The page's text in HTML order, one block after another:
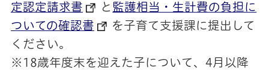
定認定請求書
と 監護相当・生計費の負担に
ついての確認書
を子育て支援課に提出して
ください。
※18歳年度末を迎えた子について、4月以降